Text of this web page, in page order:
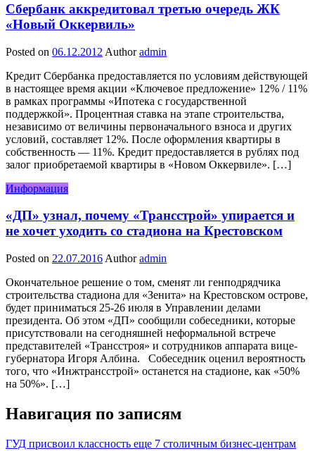
Сбербанк аккредитовал третью очередь ЖК
«Новый Оккервиль»
Posted on 06.12.2012 Author admin
Кредит Сбербанка предоставляется по условиям действующей
в настоящее время акции «Ключевое предложение» 12% / 11%
в рамках программы «Ипотека с государственной
поддержкой». Процентная ставка на этапе строительства,
независимо от величины первоначального взноса и других
условий, составляет 12%. После оформления квартиры в
собственность — 11%. Кредит предоставляется в рублях под
залог приобретаемой квартиры в «Новом Оккервиле». […]
Информация
«ДП» узнал, почему «Трансстрой» упирается и
не хочет уходить со стадиона на Крестовском
Posted on 22.07.2016 Author admin
Окончательное решение о том, сменят ли генподрядчика
строительства стадиона для «Зенита» на Крестовском острове,
будет приниматься 25-26 июля в Управлении делами
президента. Об этом «ДП» сообщили собеседники, которые
присутствовали на сегодняшней неформальной встрече
представителей «Трансстроя» и сотрудников аппарата вице-
губернатора Игоря Албина. Собеседник оценил вероятность
того, что «Инжтрансстрой» останется на стадионе, как «50%
на 50%». […]
Навигация по записям
ГУД присвоил классность еще 7 столичным бизнес-центрам